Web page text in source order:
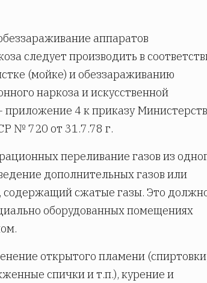
аппаратов
следует производить в
(мойке) и обеззараживанию
наркоза и искусственной
приложение 4 к приказу
№ 720 от 31.7.78 г.
переливание газов из
дополнительных газов или
содержащий сжатые газы. Это
оборудованных помещениях
открытого пламени
спички и т.п.), курение и